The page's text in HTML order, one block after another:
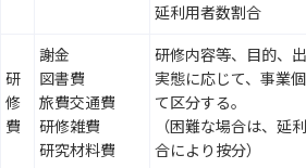
延利用者数割合
研
修
費
謝金
図書費
旅費交通費
研修雑費
研究材料費
研修内容等、目的、
実態に応じて、事業
て区分する。
（困難な場合は、延
合により按分）